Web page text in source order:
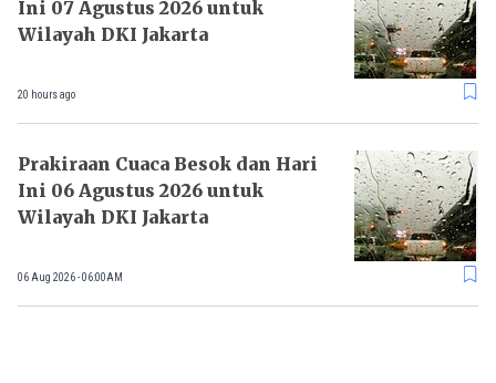
Ini 07 Agustus 2026 untuk
Wilayah DKI Jakarta
20 hours ago
Prakiraan Cuaca Besok dan Hari
Ini 06 Agustus 2026 untuk
Wilayah DKI Jakarta
06 Aug 2026 - 06:00AM